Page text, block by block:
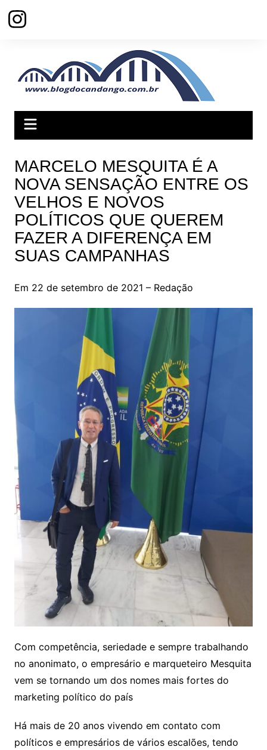
para
MARCELO MESQUITA É A
NOVA SENSAÇÃO ENTRE OS
VELHOS E NOVOS
POLÍTICOS QUE QUEREM
FAZER A DIFERENÇA EM
SUAS CAMPANHAS
Em 22 de setembro de 2021 – Redação
Com competência, seriedade e sempre trabalhando
no anonimato, o empresário e marqueteiro Mesquita
vem se tornando um dos nomes mais fortes do
marketing político do país
Há mais de 20 anos vivendo em contato com
políticos e empresários de vários escalões, tendo